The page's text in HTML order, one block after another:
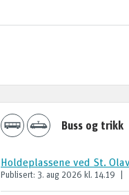
Buss og trikk
Holdeplassene ved St.
Publisert: 3. aug 2026 kl. 14.19